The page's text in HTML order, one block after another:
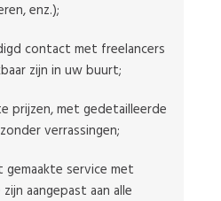
enz.);
contact met freelancers
zijn in uw buurt;
prijzen, met gedetailleerde
verrassingen;
gemaakte service met
aangepast aan alle